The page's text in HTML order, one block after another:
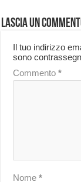
Lascia un
Il tuo indirizzo
sono
Commento*
Nome*